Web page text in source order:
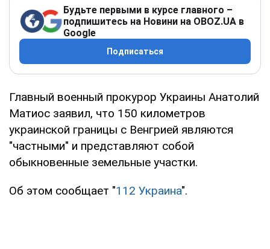
Будьте первыми в курсе главного –
подпишитесь на Новини на OBOZ.UA в
Google
Подписаться
Главный военный прокурор Украины Анатолий
Матиос заявил, что 150 километров
украинской границы с Венгрией являются
"частными" и представляют собой
обыкновенные земельные участки.
Об этом сообщает "112 Украина".